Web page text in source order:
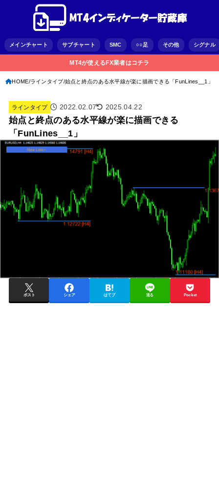
メインチャート サブチャート SMC ○○足 その他 シグナル
MT4が使えるFX業者はコチラ
HOME ラインタイプ 始点と終点のある水平線が楽に描画できる「FunLines__1」
ラインタイプ 2022.02.07 2025.04.22
始点と終点のある水平線が楽に描画できる
「FunLines__1」
ポスト シェア はてブ 送る Pocket